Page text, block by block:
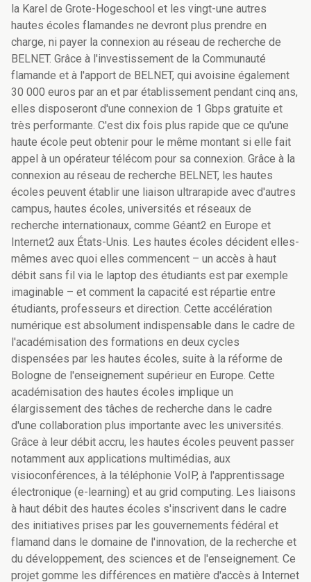
la Karel de Grote-Hogeschool et les vingt-une autres
hautes écoles flamandes ne devront plus prendre en
charge, ni payer la connexion au réseau de recherche de
BELNET. Grâce à l'investissement de la Communauté
flamande et à l'apport de BELNET, qui avoisine également
30 000 euros par an et par établissement pendant cinq ans,
elles disposeront d'une connexion de 1 Gbps gratuite et
très performante. C'est dix fois plus rapide que ce qu'une
haute école peut obtenir pour le même montant si elle fait
appel à un opérateur télécom pour sa connexion. Grâce à la
connexion au réseau de recherche BELNET, les hautes
écoles peuvent établir une liaison ultrarapide avec d'autres
campus, hautes écoles, universités et réseaux de
recherche internationaux, comme Géant2 en Europe et
Internet2 aux États-Unis. Les hautes écoles décident elles-
mêmes avec quoi elles commencent – un accès à haut
débit sans fil via le laptop des étudiants est par exemple
imaginable – et comment la capacité est répartie entre
étudiants, professeurs et direction. Cette accélération
numérique est absolument indispensable dans le cadre de
l'académisation des formations en deux cycles
dispensées par les hautes écoles, suite à la réforme de
Bologne de l'enseignement supérieur en Europe. Cette
académisation des hautes écoles implique un
élargissement des tâches de recherche dans le cadre
d'une collaboration plus importante avec les universités.
Grâce à leur débit accru, les hautes écoles peuvent passer
notamment aux applications multimédias, aux
visioconférences, à la téléphonie VoIP, à l'apprentissage
électronique (e-learning) et au grid computing. Les liaisons
à haut débit des hautes écoles s'inscrivent dans le cadre
des initiatives prises par les gouvernements fédéral et
flamand dans le domaine de l'innovation, de la recherche et
du développement, des sciences et de l'enseignement. Ce
projet gomme les différences en matière d'accès à Internet